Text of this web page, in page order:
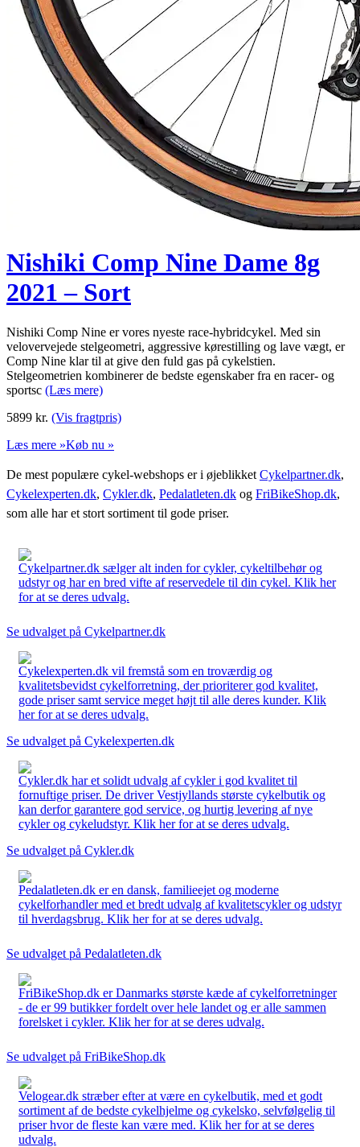
Nishiki Comp Nine Dame 8g
2021 – Sort
Nishiki Comp Nine er vores nyeste race-hybridcykel. Med sin
velovervejede stelgeometri, aggressive kørestilling og lave vægt, er
Comp Nine klar til at give den fuld gas på cykelstien.
Stelgeometrien kombinerer de bedste egenskaber fra en racer- og
sportsc (Læs mere)
5899 kr. (Vis fragtpris)
Læs mere »Køb nu »
De mest populære cykel-webshops er i øjeblikket Cykelpartner.dk,
Cykelexperten.dk, Cykler.dk, Pedalatleten.dk og FriBikeShop.dk,
som alle har et stort sortiment til gode priser.
Cykelpartner.dk sælger alt inden for cykler, cykeltilbehør og
udstyr og har en bred vifte af reservedele til din cykel. Klik her
for at se deres udvalg.
Se udvalget på Cykelpartner.dk
Cykelexperten.dk vil fremstå som en troværdig og
kvalitetsbevidst cykelforretning, der prioriterer god kvalitet,
gode priser samt service meget højt til alle deres kunder. Klik
her for at se deres udvalg.
Se udvalget på Cykelexperten.dk
Cykler.dk har et solidt udvalg af cykler i god kvalitet til
fornuftige priser. De driver Vestjyllands største cykelbutik og
kan derfor garantere god service, og hurtig levering af nye
cykler og cykeludstyr. Klik her for at se deres udvalg.
Se udvalget på Cykler.dk
Pedalatleten.dk er en dansk, familieejet og moderne
cykelforhandler med et bredt udvalg af kvalitetscykler og udstyr
til hverdagsbrug. Klik her for at se deres udvalg.
Se udvalget på Pedalatleten.dk
FriBikeShop.dk er Danmarks største kæde af cykelforretninger
- de er 99 butikker fordelt over hele landet og er alle sammen
forelsket i cykler. Klik her for at se deres udvalg.
Se udvalget på FriBikeShop.dk
Velogear.dk stræber efter at være en cykelbutik, med et godt
sortiment af de bedste cykelhjelme og cykelsko, selvfølgelig til
priser hvor de fleste kan være med. Klik her for at se deres
udvalg.